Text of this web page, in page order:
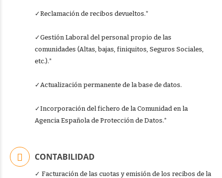
✓Reclamación de recibos devueltos.*
✓Gestión Laboral del personal propio de las
comunidades (Altas, bajas, finiquitos, Seguros Sociales,
etc.).*
✓Actualización permanente de la base de datos.
✓Incorporación del fichero de la Comunidad en la
Agencia Española de Protección de Datos.*
CONTABILIDAD
✓ Facturación de las cuotas y emisión de los recibos de la